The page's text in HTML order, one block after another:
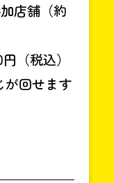
店舗（約
（税込）
が回せます